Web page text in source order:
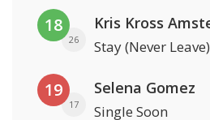
18
26 Stay (Never Leave)
19
17
Selena Gomez
Single Soon